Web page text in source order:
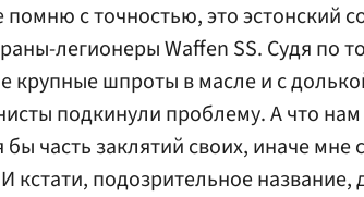
помню с точностью, это эстонский
легионеры Waffen SS. Судя по
крупные шпроты в масле и с
подкинули проблему. А что нам
часть заклятий своих, иначе мне
кстати, подозрительное название,